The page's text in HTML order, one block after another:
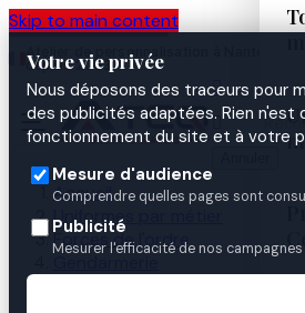
Skip to main content
Votre vie privée
Nous déposons des traceurs pour
des publicités adaptées. Rien
fonctionnement du site et à votre
Mesure d'audience
Comprendre quelles pages sont
Publicité
Mesurer l'efficacité de nos
Atelier de personnalisation à Nantes
depuis 2003


Accueil
Uniformes par métier
Forces de l'ordre